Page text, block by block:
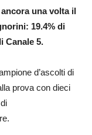
una volta il
19.4% di
Canale 5.
d’ascolti di
prova con dieci